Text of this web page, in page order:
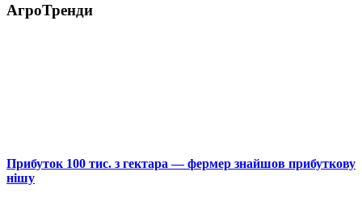
АгроТренди
Прибуток 100 тис. з гектара — фермер знайшов прибуткову
нішу